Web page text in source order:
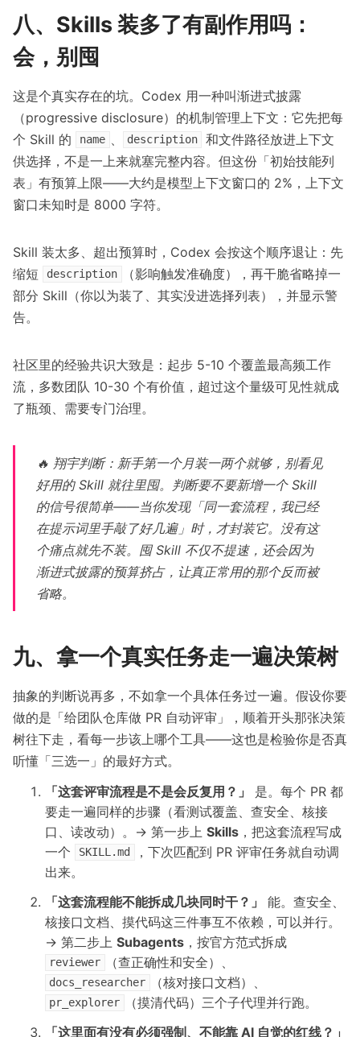
八、Skills 装多了有副作用吗：
会，别囤
这是个真实存在的坑。Codex 用一种叫渐进式披露
（progressive disclosure）的机制管理上下文：它先把每
个 Skill 的
name description
和文件路径放进上下文
供选择，不是一上来就塞完整内容。但这份「初始技能列
表」有预算上限——大约是模型上下文窗口的 2%，上下文
窗口未知时是 8000 字符。
Skill 装太多、超出预算时，Codex 会按这个顺序退让：先
缩短
description
（影响触发准确度），再干脆省略掉一
部分 Skill（你以为装了、其实没进选择列表），并显示警
告。
社区里的经验共识大致是：起步 5-10 个覆盖最高频工作
流，多数团队 10-30 个有价值，超过这个量级可见性就成
了瓶颈、需要专门治理。
🔥 翔宇判断：新手第一个月装一两个就够，别看见
好用的 Skill 就往里囤。判断要不要新增一个 Skill
的信号很简单——当你发现「同一套流程，我已经
在提示词里手敲了好几遍」时，才封装它。没有这
个痛点就先不装。囤 Skill 不仅不提速，还会因为
渐进式披露的预算挤占，让真正常用的那个反而被
省略。
九、拿一个真实任务走一遍决策树
抽象的判断说再多，不如拿一个具体任务过一遍。假设你要
做的是「给团队仓库做 PR 自动评审」，顺着开头那张决策
树往下走，看每一步该上哪个工具——这也是检验你是否真
听懂「三选一」的最好方式。
「这套评审流程是不是会反复用？」
是。每个 PR 都
要走一遍同样的步骤（看测试覆盖、查安全、核接
口、读改动）。→ 第一步上 Skills ，把这套流程写成
一个
SKILL.md
，下次匹配到 PR 评审任务就自动调
出来。
「这套流程能不能拆成几块同时干？」
能。查安全、
核接口文档、摸代码这三件事互不依赖，可以并行。
→ 第二步上 Subagents ，按官方范式拆成
reviewer （查正确性和安全）、
docs_researcher （核对接口文档）、
pr_explorer
（摸清代码）三个子代理并行跑。
「这里面有没有必须强制、不能靠 AI 自觉的红线？」